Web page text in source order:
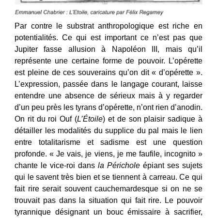
Par contre le substrat anthropologique est riche en
potentialités. Ce qui est important ce n’est pas que
Jupiter fasse allusion à Napoléon III, mais qu’il
représente une certaine forme de pouvoir. L’opérette
est pleine de ces souverains qu’on dit « d’opérette ».
L’expression, passée dans le langage courant, laisse
entendre une absence de sérieux mais à y regarder
d’un peu près les tyrans d’opérette, n’ont rien d’anodin.
On rit du roi Ouf (L’Étoile) et de son plaisir sadique à
détailler les modalités du supplice du pal mais le lien
entre totalitarisme et sadisme est une question
profonde. « Je vais, je viens, je me faufile, incognito »
chante le vice-roi dans la Périchole épiant ses sujets
qui le savent très bien et se tiennent à carreau. Ce qui
fait rire serait souvent cauchemardesque si on ne se
trouvait pas dans la situation qui fait rire. Le pouvoir
tyrannique désignant un bouc émissaire à sacrifier,